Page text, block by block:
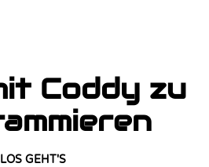
Coddy zu
LOS GEHT'S